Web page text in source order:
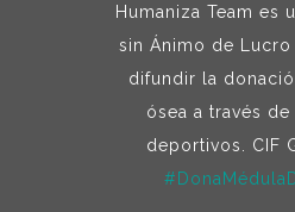
Humaniza Team es
sin Ánimo de
difundir la
ósea a través
deportivos. CIF